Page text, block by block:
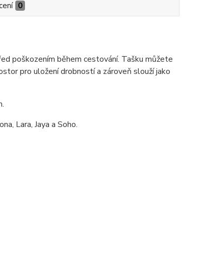
0
poškozením během cestování. Tašku můžete
pro uložení drobností a zároveň slouží jako
Lara, Jaya a Soho.